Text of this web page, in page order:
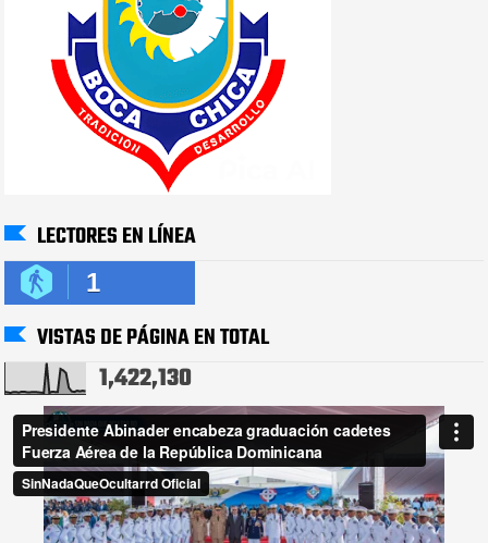
LECTORES EN LÍNEA
1
VISTAS DE PÁGINA EN TOTAL
1,422,130